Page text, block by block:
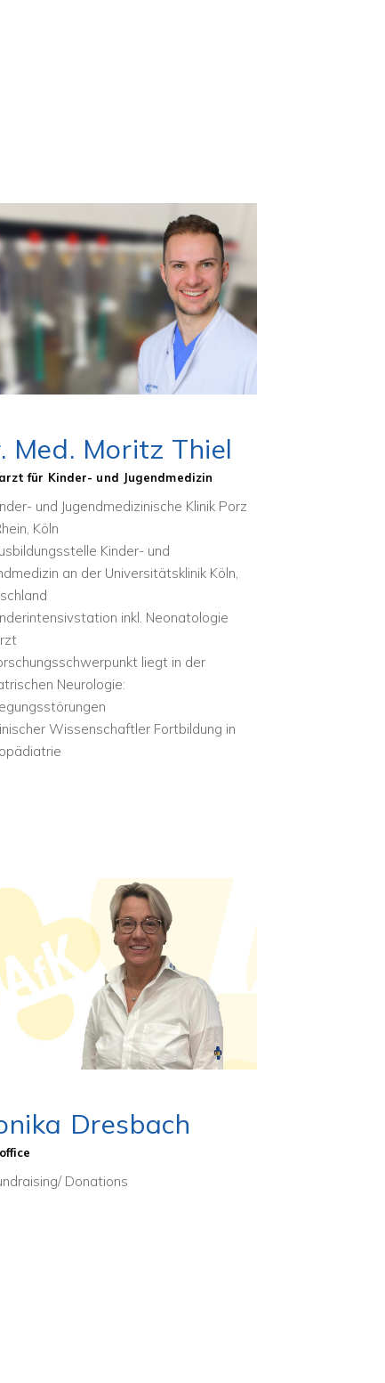
Med. Moritz Thiel
für Kinder- und Jugendmedizin
und Jugendmedizinische Klinik Porz
Köln
Kinder- und
an der Universitätsklinik Köln,
inkl. Neonatologie
liegt in der
Neurologie:
Wissenschaftler Fortbildung in
Dresbach
Donations